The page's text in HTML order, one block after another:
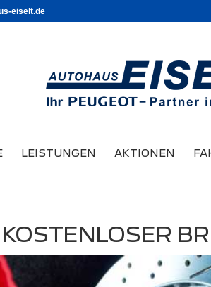
eiselt.de
LEISTUNGEN AKTIONEN